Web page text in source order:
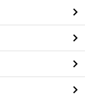
る